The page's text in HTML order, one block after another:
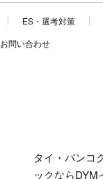
ES・選考対策
お問い合わせ
タイ・バンコ
ックならDYM